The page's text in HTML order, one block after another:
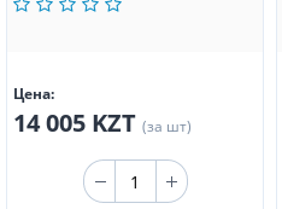
Цена:
14 005 KZT (за шт)